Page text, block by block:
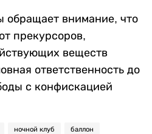
обращает внимание, что
прекурсоров,
веществ
ответственность до
с конфискацией
ночной клуб баллон